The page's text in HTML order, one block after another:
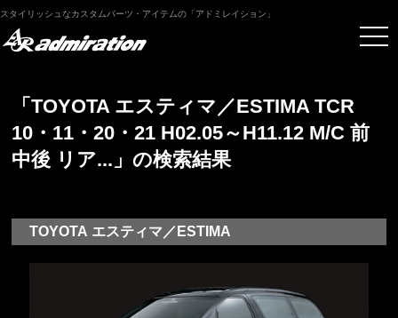
スタイリッシュなカスタムパーツ・アイテムの「アドミレイション」
「TOYOTA エスティマ／ESTIMA TCR
10・11・20・21 H02.05～H11.12 M/C 前
中後 リア...」の検索結果
TOYOTA エスティマ／ESTIMA